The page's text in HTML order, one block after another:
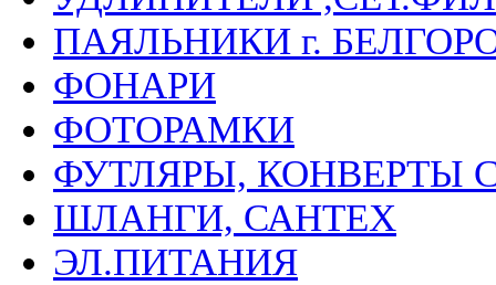
ПАЯЛЬНИКИ г.
ФОНАРИ
ФОТОРАМКИ
ФУТЛЯРЫ, КОНВЕРТЫ
ШЛАНГИ, САНТЕХ
ЭЛ.ПИТАНИЯ